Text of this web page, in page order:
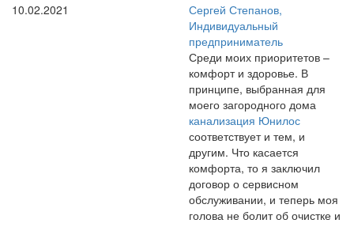
10.02.2021
Сергей Степанов,
Индивидуальный
предприниматель
Среди моих приоритетов –
комфорт и здоровье. В
принципе, выбранная для
моего загородного дома
канализация Юнилос
соответствует и тем, и
другим. Что касается
комфорта, то я заключил
договор о сервисном
обслуживании, и теперь моя
голова не болит об очистке и